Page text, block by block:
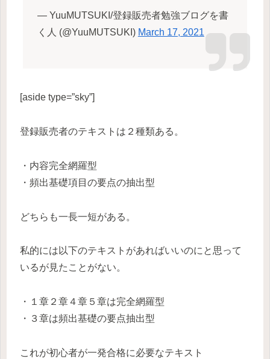
— YuuMUTSUKI/登録販売者勉強ブログを書
く人 (@YuuMUTSUKI) March 17, 2021
[aside type=”sky”]
登録販売者のテキストは２種類ある。
・内容完全網羅型
・頻出基礎項目の要点の抽出型
どちらも一長一短がある。
私的には以下のテキストがあればいいのにと思って
いるが見たことがない。
・１章２章４章５章は完全網羅型
・３章は頻出基礎の要点抽出型
これが初心者が一発合格に必要なテキスト